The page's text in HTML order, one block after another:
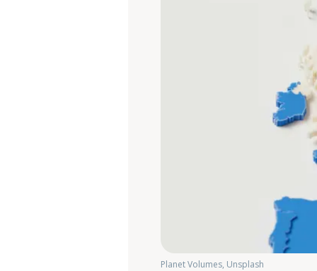
Planet Volumes, Unsplash